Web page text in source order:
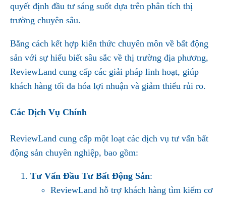
quyết định đầu tư sáng suốt dựa trên phân tích thị
trường chuyên sâu.
Bằng cách kết hợp kiến thức chuyên môn về bất động
sản với sự hiểu biết sâu sắc về thị trường địa phương,
ReviewLand cung cấp các giải pháp linh hoạt, giúp
khách hàng tối đa hóa lợi nhuận và giảm thiểu rủi ro.
Các Dịch Vụ Chính
ReviewLand cung cấp một loạt các dịch vụ tư vấn bất
động sản chuyên nghiệp, bao gồm:
Tư Vấn Đầu Tư Bất Động Sản:
ReviewLand hỗ trợ khách hàng tìm kiếm cơ